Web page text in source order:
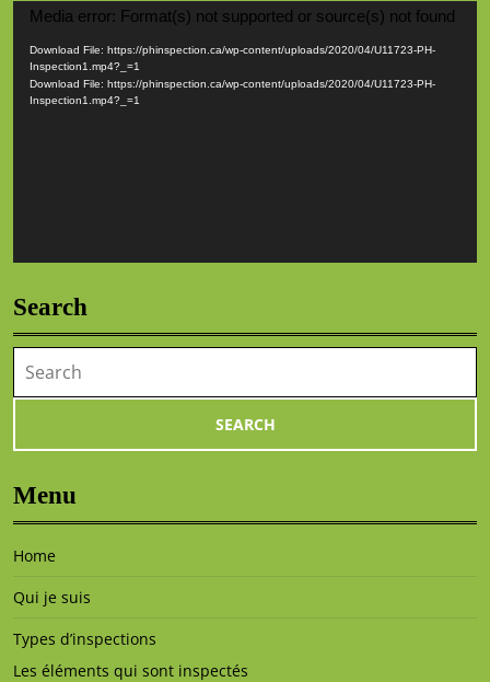
Video
Media error: Format(s) not supported or source(s) not found
Download File: https://phinspection.ca/wp-content/uploads/2020/04/U11723-PH-
Inspection1.mp4?_=1
Download File: https://phinspection.ca/wp-content/uploads/2020/04/U11723-PH-
Inspection1.mp4?_=1
Search
Menu
Home
Qui je suis
Types d’inspections
Les éléments qui sont inspectés